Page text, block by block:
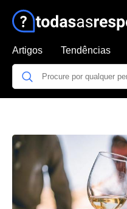
Artigos Tendências